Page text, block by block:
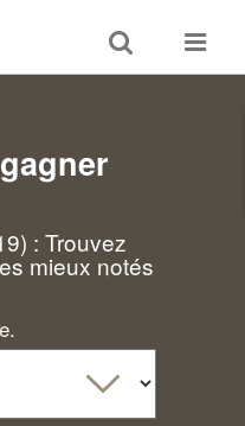
Toggle
search
Toggle
: Trouvez
mieux notés